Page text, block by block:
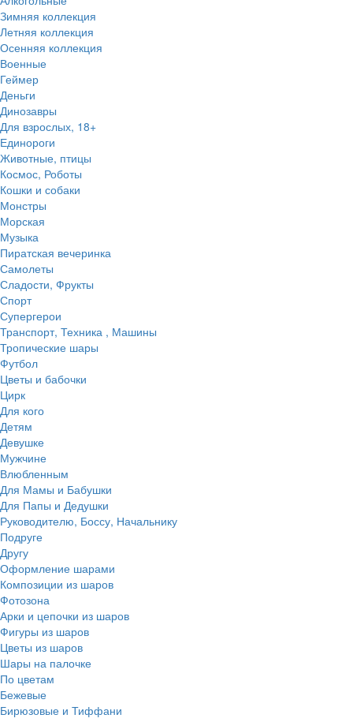
Зимняя коллекция
Летняя коллекция
Осенняя коллекция
Военные
Геймер
Деньги
Динозавры
Для взрослых, 18+
Единороги
Животные, птицы
Космос, Роботы
Кошки и собаки
Монстры
Морская
Музыка
Пиратская вечеринка
Самолеты
Сладости, Фрукты
Спорт
Супергерои
Транспорт, Техника , Машины
Тропические шары
Футбол
Цветы и бабочки
Цирк
Для кого
Детям
Девушке
Мужчине
Влюбленным
Для Мамы и Бабушки
Для Папы и Дедушки
Руководителю, Боссу, Начальнику
Подруге
Другу
Оформление шарами
Композиции из шаров
Фотозона
Арки и цепочки из шаров
Фигуры из шаров
Цветы из шаров
Шары на палочке
По цветам
Бежевые
Бирюзовые и Тиффани